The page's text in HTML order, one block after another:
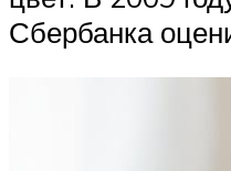
Сбербанка